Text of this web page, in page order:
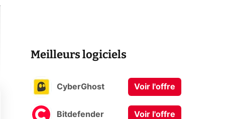
Meilleurs logiciels
CyberGhost Voir l'offre
Bitdefender Voir l'offre